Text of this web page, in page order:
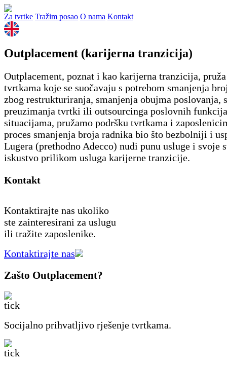
Za tvrtke Tražim posao O nama Kontakt
Outplacement (karijerna tranzicija)
Outplacement, poznat i kao karijerna tranzicija,
tvrtkama koje se suočavaju s potrebom smanjenja
zbog restrukturiranja, smanjenja obujma poslovanja,
preuzimanja tvrtki ili outsourcinga poslovnih
situacijama, pružamo podršku tvrtkama i
proces smanjenja broja radnika bio što bezbolniji i
Lugera (prethodno Adecco) nudi punu usluge i svoje
iskustvo prilikom usluga karijerne tranzicije.
Kontakt
Kontaktirajte nas ukoliko
ste zainteresirani za uslugu
ili tražite zaposlenike.
Kontaktirajte nas
Zašto Outplacement?
Socijalno prihvatljivo rješenje tvrtkama.